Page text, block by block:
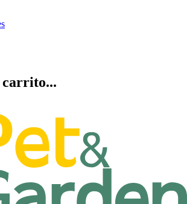
carrito...